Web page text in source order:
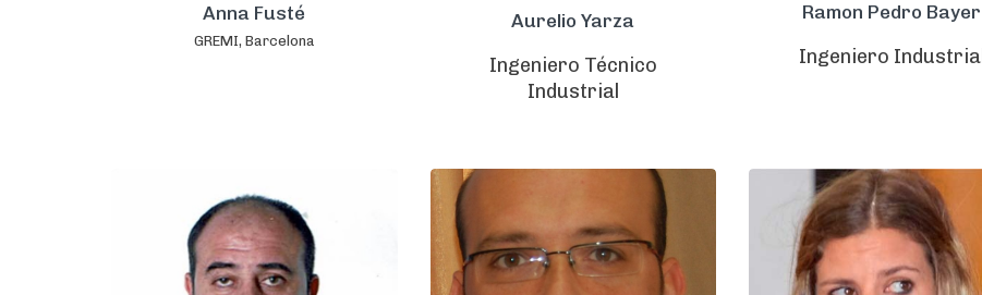
Anna Fusté
GREMI, Barcelona
Aurelio Yarza
Ingeniero Técnico
Industrial
Ramon Pedro Bayer
Ingeniero Industrial